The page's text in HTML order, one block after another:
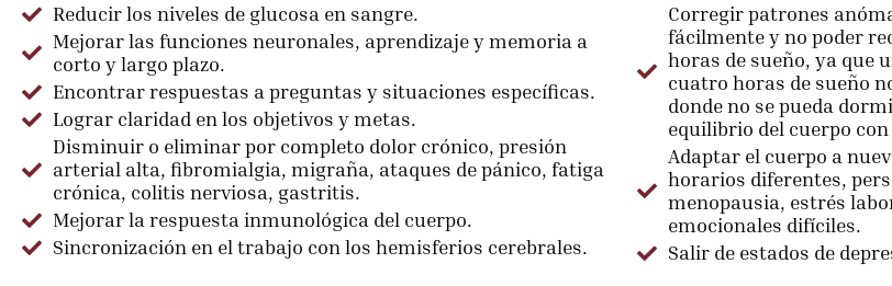
Reducir los niveles de glucosa en sangre.
Mejorar las funciones neuronales, aprendizaje y memoria a
corto y largo plazo.
Encontrar respuestas a preguntas y situaciones específicas.
Lograr claridad en los objetivos y metas.
Disminuir o eliminar por completo dolor crónico, presión
arterial alta, fibromialgia, migraña, ataques de pánico, fatiga
crónica, colitis nerviosa, gastritis.
Mejorar la respuesta inmunológica del cuerpo.
Sincronización en el trabajo con los hemisferios cerebrales.
Corregir patrones
fácilmente y no poder
horas de sueño, ya que
cuatro horas de sueño
donde no se pueda
equilibrio del cuerpo
Adaptar el cuerpo a
horarios diferentes,
menopausia, estrés
emocionales difíciles.
Salir de estados de